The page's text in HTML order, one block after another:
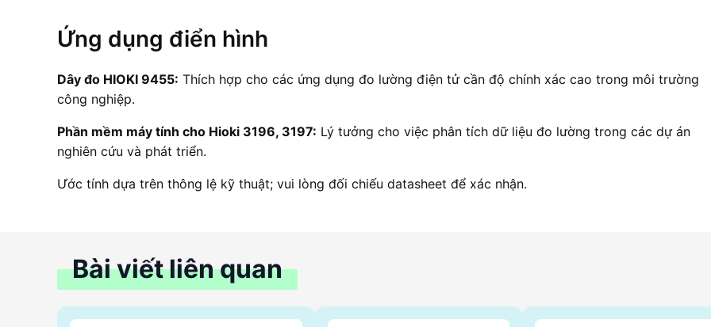
Ứng dụng điển hình
Dây đo HIOKI 9455: Thích hợp cho các ứng dụng đo lường điện tử cần độ chính xác cao trong môi trường
công nghiệp.
Phần mềm máy tính cho Hioki 3196, 3197: Lý tưởng cho việc phân tích dữ liệu đo lường trong các dự án
nghiên cứu và phát triển.
Ước tính dựa trên thông lệ kỹ thuật; vui lòng đối chiếu datasheet để xác nhận.
Bài viết liên quan